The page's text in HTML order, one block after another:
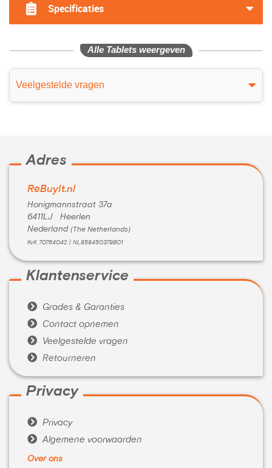
Specificaties
Alle Tablets weergeven
Veelgestelde vragen
Adres
ReBuyIt.nl
Honigmannstraat 37a
6411LJ Heerlen
Nederland (The Netherlands)
KvK 70764042 | NL858450379B01
Klantenservice
 Grades & Garanties
 Contact opnemen
 Veelgestelde vragen
 Retourneren
Privacy
 Privacy
 Algemene voorwaarden
Over ons